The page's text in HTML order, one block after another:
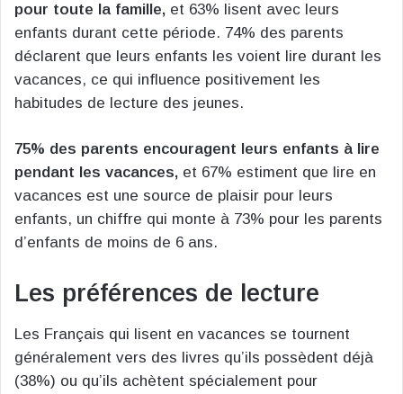
pour toute la famille, et 63% lisent avec leurs
enfants durant cette période. 74% des parents
déclarent que leurs enfants les voient lire durant les
vacances, ce qui influence positivement les
habitudes de lecture des jeunes.
75% des parents encouragent leurs enfants à lire
pendant les vacances, et 67% estiment que lire en
vacances est une source de plaisir pour leurs
enfants, un chiffre qui monte à 73% pour les parents
d’enfants de moins de 6 ans.
Les préférences de lecture
Les Français qui lisent en vacances se tournent
généralement vers des livres qu’ils possèdent déjà
(38%) ou qu’ils achètent spécialement pour